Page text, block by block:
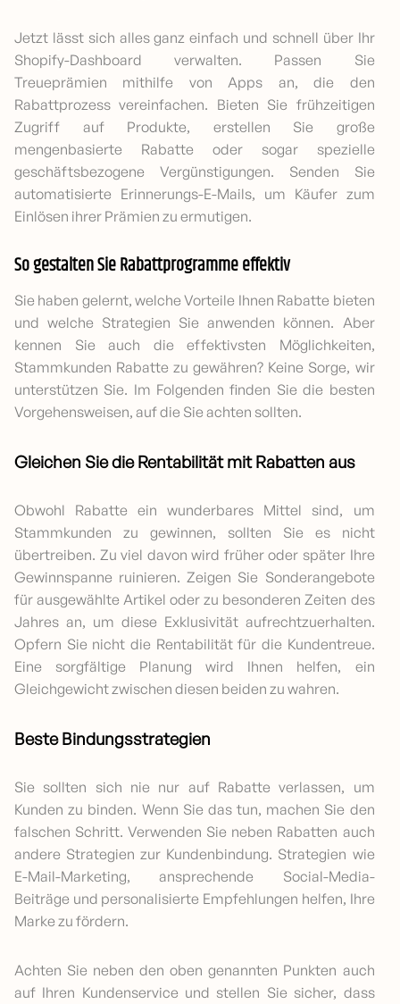
Jetzt lässt sich alles ganz einfach und schnell über Ihr
Shopify-Dashboard verwalten. Passen Sie
Treueprämien mithilfe von Apps an, die den
Rabattprozess vereinfachen. Bieten Sie frühzeitigen
Zugriff auf Produkte, erstellen Sie große
mengenbasierte Rabatte oder sogar spezielle
geschäftsbezogene Vergünstigungen. Senden Sie
automatisierte Erinnerungs-E-Mails, um Käufer zum
Einlösen ihrer Prämien zu ermutigen.
So gestalten Sie Rabattprogramme effektiv
Sie haben gelernt, welche Vorteile Ihnen Rabatte bieten
und welche Strategien Sie anwenden können. Aber
kennen Sie auch die effektivsten Möglichkeiten,
Stammkunden Rabatte zu gewähren? Keine Sorge, wir
unterstützen Sie. Im Folgenden finden Sie die besten
Vorgehensweisen, auf die Sie achten sollten.
Gleichen Sie die Rentabilität mit Rabatten aus
Obwohl Rabatte ein wunderbares Mittel sind, um
Stammkunden zu gewinnen, sollten Sie es nicht
übertreiben. Zu viel davon wird früher oder später Ihre
Gewinnspanne ruinieren. Zeigen Sie Sonderangebote
für ausgewählte Artikel oder zu besonderen Zeiten des
Jahres an, um diese Exklusivität aufrechtzuerhalten.
Opfern Sie nicht die Rentabilität für die Kundentreue.
Eine sorgfältige Planung wird Ihnen helfen, ein
Gleichgewicht zwischen diesen beiden zu wahren.
Beste Bindungsstrategien
Sie sollten sich nie nur auf Rabatte verlassen, um
Kunden zu binden. Wenn Sie das tun, machen Sie den
falschen Schritt. Verwenden Sie neben Rabatten auch
andere Strategien zur Kundenbindung. Strategien wie
E-Mail-Marketing, ansprechende Social-Media-
Beiträge und personalisierte Empfehlungen helfen, Ihre
Marke zu fördern.
Achten Sie neben den oben genannten Punkten auch
auf Ihren Kundenservice und stellen Sie sicher, dass